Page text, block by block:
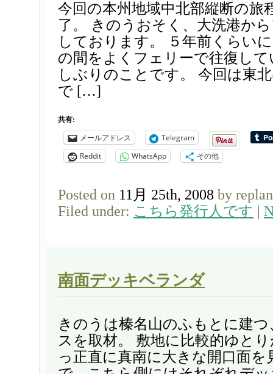
今回の本州地域中北部縦断の旅
了。 きのうおそく、大洗港か
しております。 ５年前くらい
の間をよくフェリーで往復し
しぶりのことです。 今回は東
で […]
共有:
メールアドレス
Telegram
Reddit
WhatsApp その他
Posted on 11月 25th, 2008 by
Filed under: こちら発行人です
南面デッキベランダ
きのうは榛名山のふもとに建
スを取材。 敷地に比較的ゆと
っ正直に真南に大きな開口面を